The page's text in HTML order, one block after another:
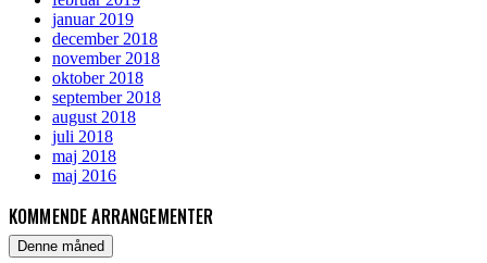
januar 2019
december 2018
november 2018
oktober 2018
september 2018
august 2018
juli 2018
maj 2018
maj 2016
KOMMENDE ARRANGEMENTER
Denne måned